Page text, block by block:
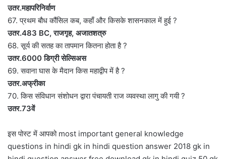
उतर.महापरिनिर्वाण
67. प्रथम बौध कौंसिल कब, कहाँ और किसके शासनकाल में हुई ?
उतर.483 BC, राजगृह, अजातशत्रु
68. सूर्य की सतह का तापमान कितना होता है ?
उतर.6000 डिग्री सेल्सिअस
69. सवाना घास के मैदान किस महाद्वीप में है ?
उतर.अफ्रीका
70. किस संविधान संशोधन द्वारा पंचायती राज व्यवस्था लागु की गयी ?
उतर.73वें
इस पोस्ट में आपको most important general knowledge
questions in hindi gk in hindi question answer 2018 gk in